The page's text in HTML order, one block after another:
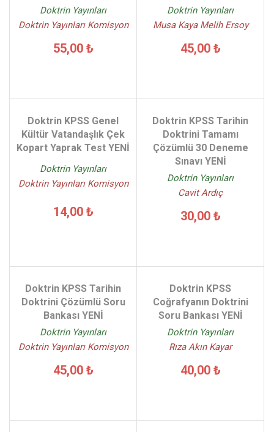
Doktrin Yayınları
Doktrin Yayınları Komisyon
55,00 ₺
Doktrin Yayınları
Musa Kaya Melih Ersoy
45,00 ₺
Doktrin KPSS Genel
Kültür Vatandaşlık Çek
Kopart Yaprak Test YENİ
Doktrin Yayınları
Doktrin Yayınları Komisyon
14,00 ₺
Doktrin KPSS Tarihin
Doktrini Tamamı
Çözümlü 30 Deneme
Sınavı YENİ
Doktrin Yayınları
Cavit Ardıç
30,00 ₺
Doktrin KPSS Tarihin
Doktrini Çözümlü Soru
Bankası YENİ
Doktrin Yayınları
Doktrin Yayınları Komisyon
45,00 ₺
Doktrin KPSS
Coğrafyanın Doktrini
Soru Bankası YENİ
Doktrin Yayınları
Rıza Akın Kayar
40,00 ₺